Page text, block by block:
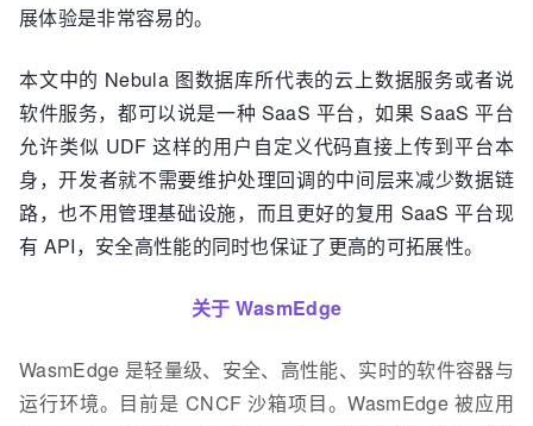
展体验是非常容易的。
本文中的 Nebula 图数据库所代表的云上数据服务或者说
软件服务，都可以说是一种 SaaS 平台，如果 SaaS 平台
允许类似 UDF 这样的用户自定义代码直接上传到平台本
身，开发者就不需要维护处理回调的中间层来减少数据链
路，也不用管理基础设施，而且更好的复用 SaaS 平台现
有 API，安全高性能的同时也保证了更高的可拓展性。
关于 WasmEdge
WasmEdge 是轻量级、安全、高性能、实时的软件容器与
运行环境。目前是 CNCF 沙箱项目。WasmEdge 被应用